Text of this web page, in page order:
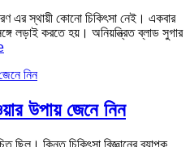
এর স্থায়ী কোনো চিকিৎসা নেই। একবার
লড়াই করতে হয়। অনিয়ন্ত্রিত ব্লাড সুগার
উপায় জেনে নিন